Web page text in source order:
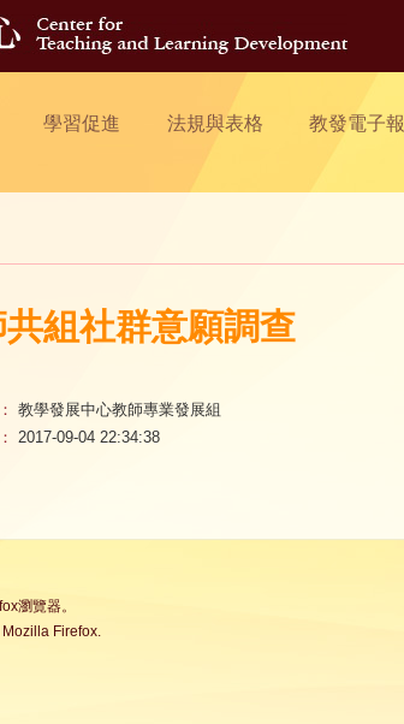
學習促進 法規與表格 教發電子報
組社群意願調查
教學發展中心教師專業發展組
2017-09-04 22:34:38
瀏覽器。
Firefox.